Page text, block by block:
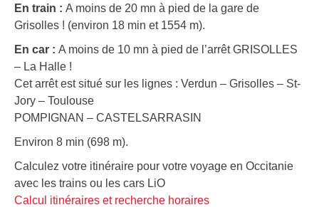
En train : A moins de 20 mn à pied de la gare de
Grisolles ! (environ 18 min et 1554 m).
En car : A moins de 10 mn à pied de l’arrêt GRISOLLES
– La Halle !
Cet arrêt est situé sur les lignes : Verdun – Grisolles – St-
Jory – Toulouse
POMPIGNAN – CASTELSARRASIN
Environ 8 min (698 m).
Calculez votre itinéraire pour votre voyage en Occitanie
avec les trains ou les cars LiO
Calcul itinéraires et recherche horaires